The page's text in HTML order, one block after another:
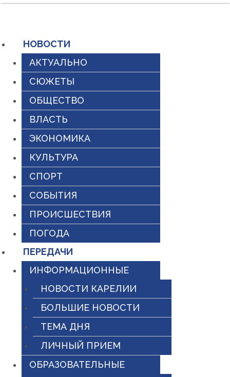
содержимому
НОВОСТИ
АКТУАЛЬНО
СЮЖЕТЫ
ОБЩЕСТВО
ВЛАСТЬ
ЭКОНОМИКА
КУЛЬТУРА
СПОРТ
СОБЫТИЯ
ПРОИСШЕСТВИЯ
ПОГОДА
ПЕРЕДАЧИ
ИНФОРМАЦИОННЫЕ
НОВОСТИ КАРЕЛИИ
БОЛЬШИЕ НОВОСТИ
ТЕМА ДНЯ
ЛИЧНЫЙ ПРИЕМ
ОБРАЗОВАТЕЛЬНЫЕ